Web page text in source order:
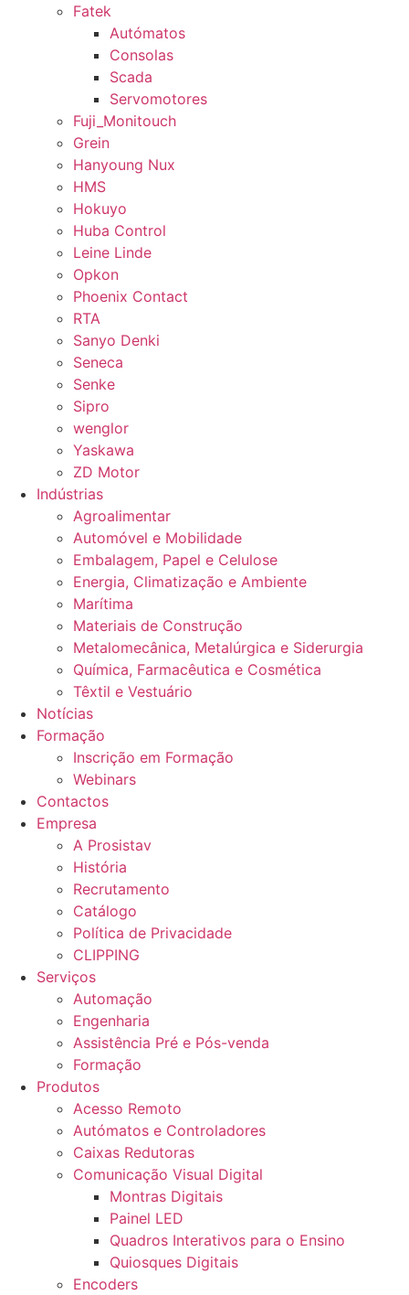
Fatek
Autómatos
Consolas
Scada
Servomotores
Fuji_Monitouch
Grein
Hanyoung Nux
HMS
Hokuyo
Huba Control
Leine Linde
Opkon
Phoenix Contact
RTA
Sanyo Denki
Seneca
Senke
Sipro
wenglor
Yaskawa
ZD Motor
Indústrias
Agroalimentar
Automóvel e Mobilidade
Embalagem, Papel e Celulose
Energia, Climatização e Ambiente
Marítima
Materiais de Construção
Metalomecânica, Metalúrgica e Siderurgia
Química, Farmacêutica e Cosmética
Têxtil e Vestuário
Notícias
Formação
Inscrição em Formação
Webinars
Contactos
Empresa
A Prosistav
História
Recrutamento
Catálogo
Política de Privacidade
CLIPPING
Serviços
Automação
Engenharia
Assistência Pré e Pós-venda
Formação
Produtos
Acesso Remoto
Autómatos e Controladores
Caixas Redutoras
Comunicação Visual Digital
Montras Digitais
Painel LED
Quadros Interativos para o Ensino
Quiosques Digitais
Encoders